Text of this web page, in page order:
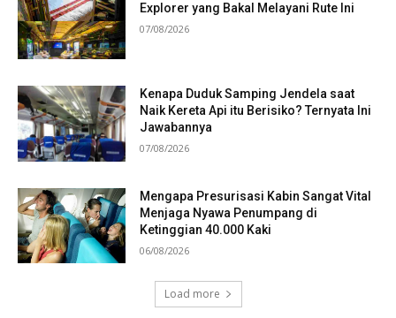
Explorer yang Bakal Melayani Rute Ini
07/08/2026
Kenapa Duduk Samping Jendela saat
Naik Kereta Api itu Berisiko? Ternyata Ini
Jawabannya
07/08/2026
Mengapa Presurisasi Kabin Sangat Vital
Menjaga Nyawa Penumpang di
Ketinggian 40.000 Kaki
06/08/2026
Load more